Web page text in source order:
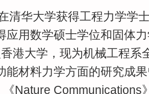
清华大学获得工程力学学
应用数学硕士学位和固体
港大学，现为机械工程系
能材料力学方面的研究成
《Nature Communications